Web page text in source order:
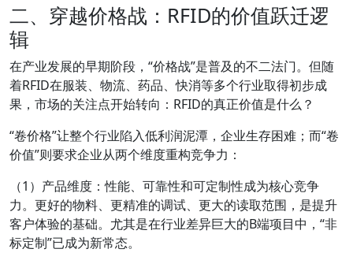
二、穿越价格战：RFID的价值跃迁逻
辑
在产业发展的早期阶段，“价格战”是普及的不二法门。但随
着RFID在服装、物流、药品、快消等多个行业取得初步成
果，市场的关注点开始转向： RFID的真正价值是什么？
“卷价格”让整个行业陷入低利润泥潭，企业生存困难；而“卷
价值”则要求企业从两个维度重构竞争力：
（1）产品维度：性能、可靠性和可定制性成为核心竞争
力。更好的物料、更精准的调试、更大的读取范围，是提升
客户体验的基础。尤其是在行业差异巨大的B端项目中，“非
标定制”已成为新常态。